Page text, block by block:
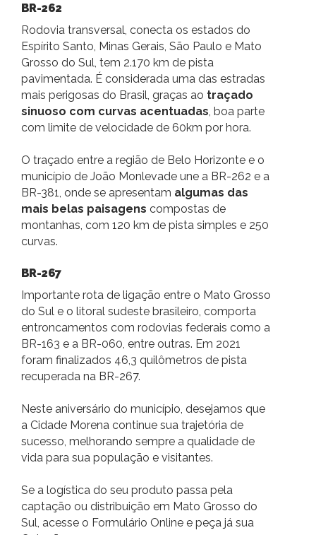
BR-262
Rodovia transversal, conecta os estados do
Espírito Santo, Minas Gerais, São Paulo e Mato
Grosso do Sul, tem 2.170 km de pista
pavimentada. É considerada uma das estradas
mais perigosas do Brasil, graças ao traçado
sinuoso com curvas acentuadas, boa parte
com limite de velocidade de 60km por hora.
O traçado entre a região de Belo Horizonte e o
município de João Monlevade une a BR-262 e a
BR-381, onde se apresentam algumas das
mais belas paisagens compostas de
montanhas, com 120 km de pista simples e 250
curvas.
BR-267
Importante rota de ligação entre o Mato Grosso
do Sul e o litoral sudeste brasileiro, comporta
entroncamentos com rodovias federais como a
BR-163 e a BR-060, entre outras. Em 2021
foram finalizados 46,3 quilômetros de pista
recuperada na BR-267.
Neste aniversário do município, desejamos que
a Cidade Morena continue sua trajetória de
sucesso, melhorando sempre a qualidade de
vida para sua população e visitantes.
Se a logística do seu produto passa pela
captação ou distribuição em Mato Grosso do
Sul, acesse o Formulário Online e peça já sua